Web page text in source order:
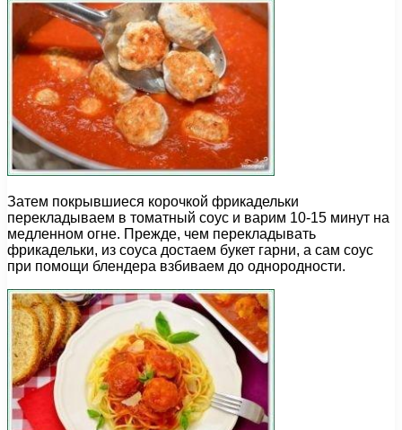
Затем покрывшиеся корочкой фрикадельки
перекладываем в томатный соус и варим 10-15 минут на
медленном огне. Прежде, чем перекладывать
фрикадельки, из соуса достаем букет гарни, а сам соус
при помощи блендера взбиваем до однородности.